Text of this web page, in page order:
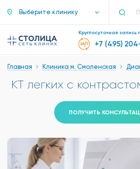
Выберите клинику
Круглосуточная запись
+7 (495)
Главная Клиника м. Смоленская
КТ легких с
ПОЛУЧИТЬ